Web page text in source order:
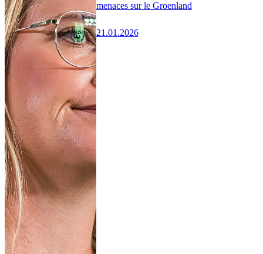
menaces sur le Groenland
21.01.2026